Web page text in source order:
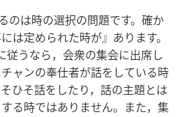
のは時の選択の問題です。確か
は定められた時が』あります。
従うなら，会衆の集会に出席し
ャンの奉仕者が話をしている時
ひそ話をしたり，話の主題とは
る時ではありません。また，集